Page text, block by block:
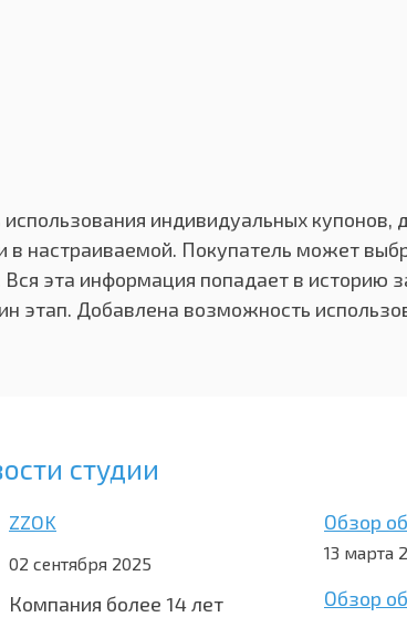
индивидуальных купонов,
настраиваемой. Покупатель может
эта информация попадает в историю
этап. Добавлена возможность
студии
ZZOK
02 сентября 2025
Компания более 14 лет
Обзор
13 марта
Обзор